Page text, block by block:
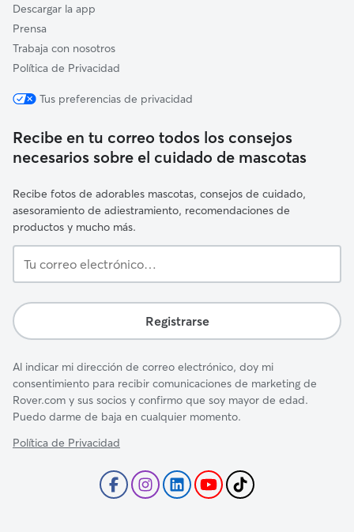
Descargar la app
Prensa
Trabaja con nosotros
Política de Privacidad
Tus preferencias de privacidad
Recibe en tu correo todos los consejos
necesarios sobre el cuidado de mascotas
Recibe fotos de adorables mascotas, consejos de cuidado,
asesoramiento de adiestramiento, recomendaciones de
productos y mucho más.
correo
Registrarse
Al indicar mi dirección de correo electrónico, doy mi
consentimiento para recibir comunicaciones de marketing de
Rover.com y sus socios y confirmo que soy mayor de edad.
Puedo darme de baja en cualquier momento.
Política de Privacidad